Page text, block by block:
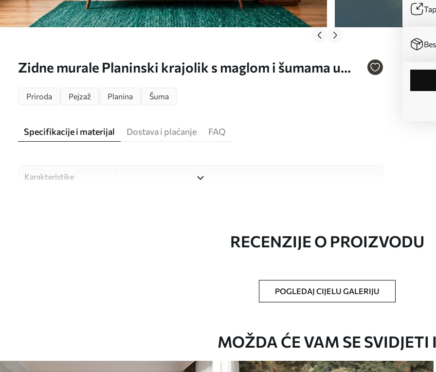
Zidne murale Planinski krajolik s maglom i šumama u
Priroda Pejzaž Planina Šuma
Specifikacije i materijal Dostava i plaćanje FAQ
Karakteristike
Slika se ispisuje u veličini koju ste odredili, izrezana na identične trake
RECENZIJE O PROIZVODU
POGLEDAJ CIJELU GALERIJU
MOŽDA ĆE VAM SE SVIDJETI